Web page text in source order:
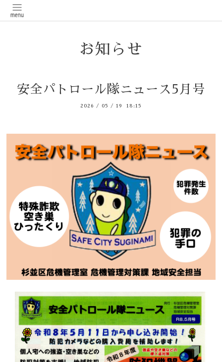
お知らせ
安全パトロール隊ニュース5月号
2026 / 05 / 19 18:15